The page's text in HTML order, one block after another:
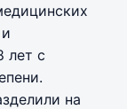
лет с
на